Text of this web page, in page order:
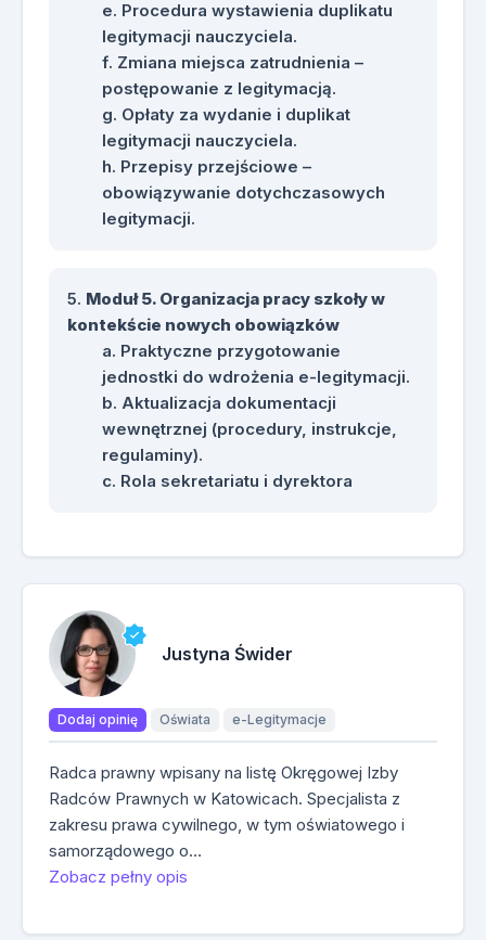
Procedura wystawienia duplikatu
legitymacji nauczyciela.
Zmiana miejsca zatrudnienia –
postępowanie z legitymacją.
Opłaty za wydanie i duplikat
legitymacji nauczyciela.
Przepisy przejściowe –
obowiązywanie dotychczasowych
legitymacji.
Moduł 5. Organizacja pracy szkoły w
kontekście nowych obowiązków
Praktyczne przygotowanie
jednostki do wdrożenia e-legitymacji.
Aktualizacja dokumentacji
wewnętrznej (procedury, instrukcje,
regulaminy).
Rola sekretariatu i dyrektora
Justyna Świder
Dodaj opinię Oświata e-Legitymacje
Radca prawny wpisany na listę Okręgowej Izby
Radców Prawnych w Katowicach. Specjalista z
zakresu prawa cywilnego, w tym oświatowego i
samorządowego o…
Zobacz pełny opis